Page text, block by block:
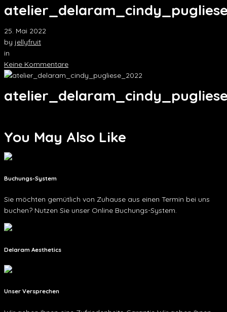
25. Mai 2022
by jellyfruit
in
Keine Kommentare
You May Also Like
Buchungs-System
Sie möchten gemütlich von Zuhause aus einen Termin bei uns
buchen? Nutzen Sie unser Online Buchungs-System.
Delaram Aesthetics
Unser Versprechen